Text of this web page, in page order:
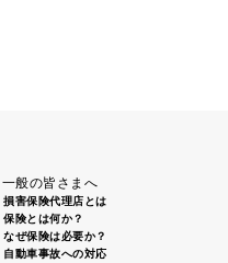
一般の皆さまへ
損害保険代理店とは
保険とは何か？
なぜ保険は必要か？
自動車事故への対応